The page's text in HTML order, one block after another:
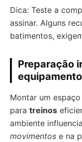
Dica: Teste a
assinar. Alguns
batimentos,
Preparação
Montar um
para treinos
ambiente
movimentos e na